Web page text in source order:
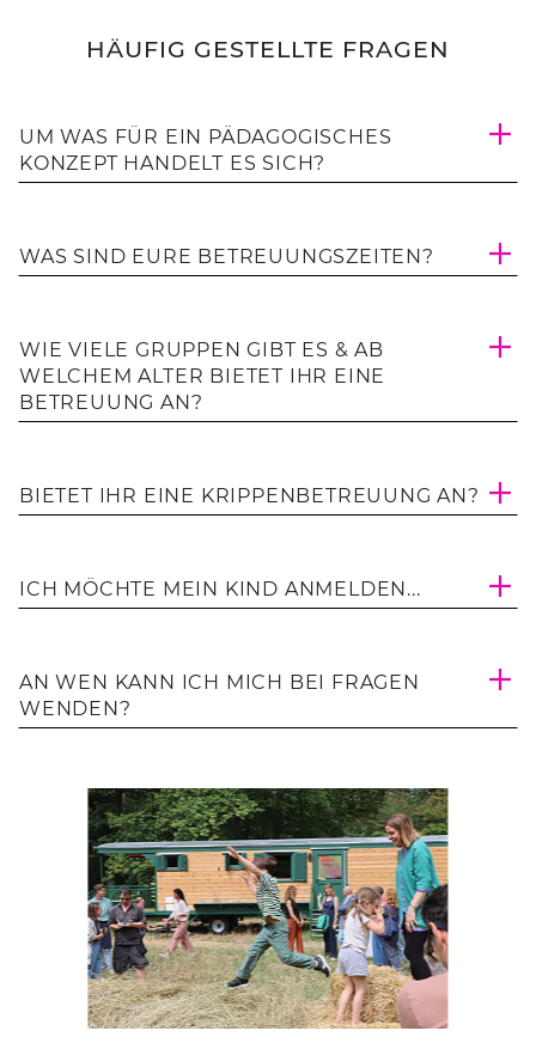
Schloss-Podcast
HÄUFIG GESTELLTE FRAGEN
UM WAS FÜR EIN PÄDAGOGISCHES
KONZEPT HANDELT ES SICH?
WAS SIND EURE BETREUUNGSZEITEN?
WIE VIELE GRUPPEN GIBT ES & AB
WELCHEM ALTER BIETET IHR EINE
BETREUUNG AN?
BIETET IHR EINE KRIPPENBETREUUNG AN?
ICH MÖCHTE MEIN KIND ANMELDEN...
AN WEN KANN ICH MICH BEI FRAGEN
WENDEN?